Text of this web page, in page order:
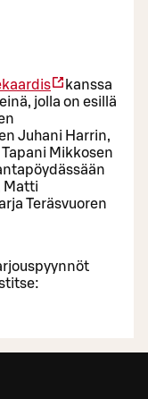
kanssa
jolla on esillä
Juhani Harrin,
Mikkosen
Matti
Teräsvuoren